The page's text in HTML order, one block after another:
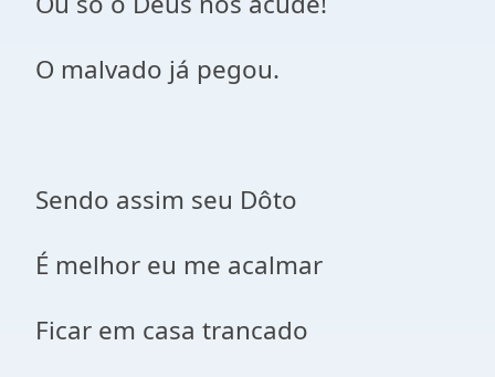
O malvado já pegou.
Sendo assim seu Dôto
É melhor eu me acalmar
Ficar em casa trancado